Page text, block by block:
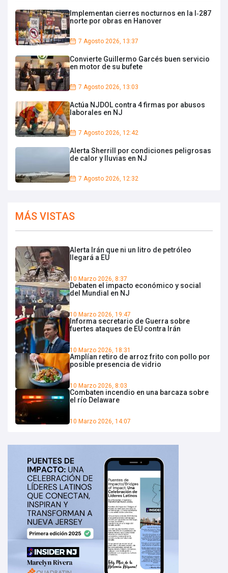
Implementan cierres nocturnos en la I‑287
norte por obras en Hanover
7 Agosto 2026, 13:37
Convierte Guillermo Garcés buen servicio
en motor de su bufete
7 Agosto 2026, 13:03
Actúa NJDOL contra 4 firmas por abusos
laborales en NJ
7 Agosto 2026, 12:42
Alerta Sherrill por condiciones peligrosas
de calor y lluvias en NJ
7 Agosto 2026, 12:32
MÁS VISTAS
Alerta Irán que ni un litro de petróleo
llegará a EU
10 Marzo 2026, 8:37
Debaten el impacto económico y social
del Mundial en NJ
10 Marzo 2026, 19:47
Informa secretario de Guerra sobre
fuertes ataques de EU contra Irán
10 Marzo 2026, 18:31
Amplían retiro de arroz frito con pollo por
posible presencia de vidrio
10 Marzo 2026, 8:03
Combaten incendio en una barcaza sobre
el río Delaware
10 Marzo 2026, 14:07